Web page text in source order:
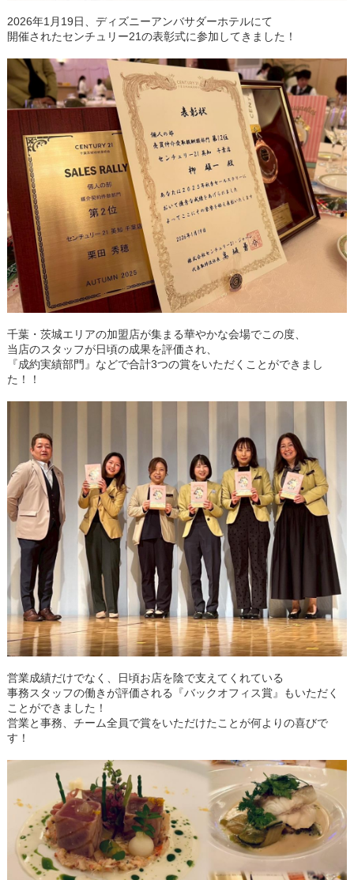
2026年1月19日、ディズニーアンバサダーホテルにて
開催されたセンチュリー21の表彰式に参加してきました！
千葉・茨城エリアの加盟店が集まる華やかな会場でこの度、
当店のスタッフが日頃の成果を評価され、
『成約実績部門』などで合計3つの賞をいただくことができまし
た！！
営業成績だけでなく、日頃お店を陰で支えてくれている
事務スタッフの働きが評価される『バックオフィス賞』もいただく
ことができました！
営業と事務、チーム全員で賞をいただけたことが何よりの喜びで
す！